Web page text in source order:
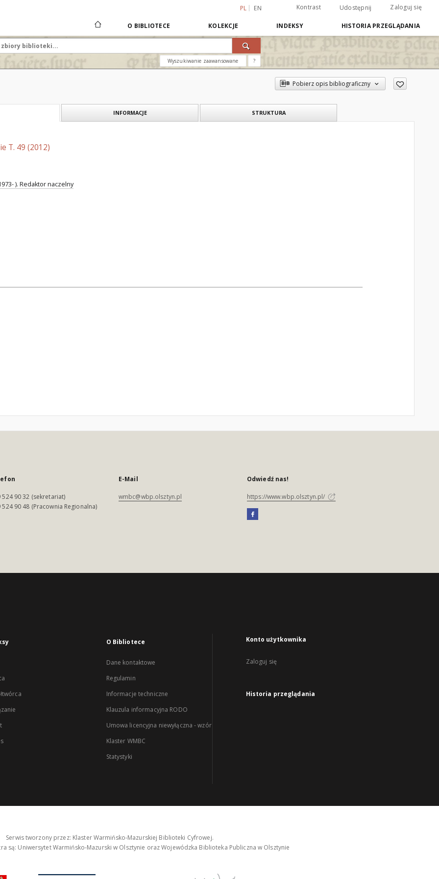
PL EN Kontrast Udostępnij Zaloguj się
O BIBLIOTECE KOLEKCJE INDEKSY HISTORIA PRZEGLĄDANIA
Wyszukiwanie zaawansowane ?
Pobierz opis bibliograficzny
INFORMACJE STRUKTURA
T. 49 (2012)
). Redaktor naczelny
524 90 32 (sekretariat)
524 90 48 (Pracownia Regionalna)
E-Mail
wmbc@wbp.olsztyn.pl
Odwiedź nas!
https://www.wbp.olsztyn.pl/
O Bibliotece
Dane kontaktowe
Regulamin
Informacje techniczne
Klauzula informacyjna RODO
Umowa licencyjna niewyłączna - wzór
Klaster WMBC
Statystyki
Konto użytkownika
Zaloguj się
Historia przeglądania
Serwis tworzony przez: Klaster Warmińsko-Mazurskiej Biblioteki Cyfrowej.
są: Uniwersytet Warmińsko-Mazurski w Olsztynie oraz Wojewódzka Biblioteka Publiczna w Olsztynie